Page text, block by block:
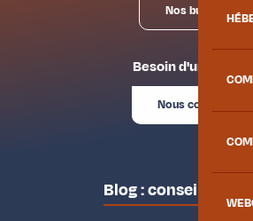
Nos bureaux
Besoin d'un conseil ?
Nous contacter
Blog : conseils des